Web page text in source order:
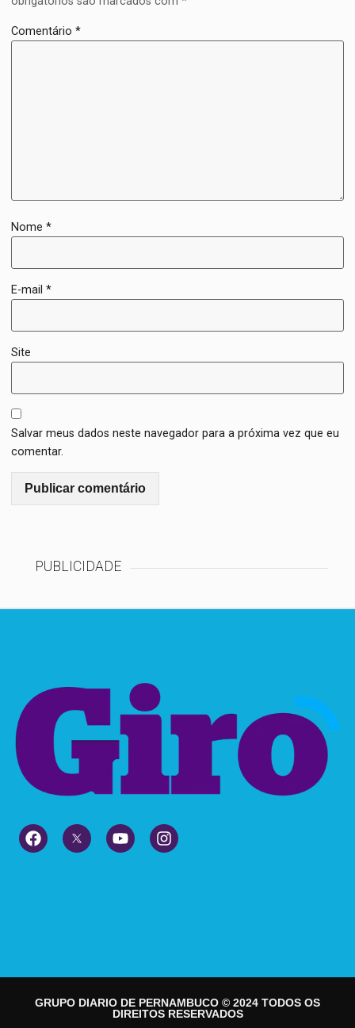
Comentário*
Nome*
E-mail*
Site
Salvar meus dados neste navegador para a próxima vez que eu
comentar.
PUBLICIDADE
GRUPO DIARIO DE PERNAMBUCO © 2024 TODOS OS
DIREITOS RESERVADOS